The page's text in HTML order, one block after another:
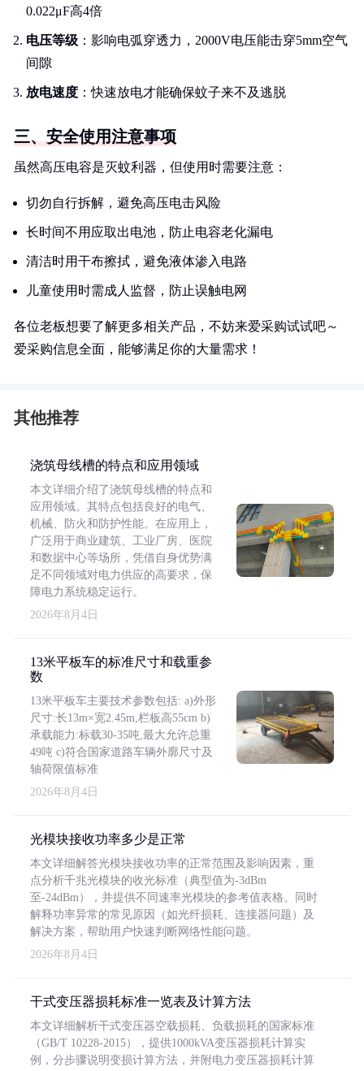
0.022μF高4倍
电压等级 ：影响电弧穿透力，2000V电压能击穿5mm空气
间隙
放电速度 ：快速放电才能确保蚊子来不及逃脱
三、安全使用注意事项
虽然高压电容是灭蚊利器，但使用时需要注意：
切勿自行拆解，避免高压电击风险
长时间不用应取出电池，防止电容老化漏电
清洁时用干布擦拭，避免液体渗入电路
儿童使用时需成人监督，防止误触电网
各位老板想要了解更多相关产品，不妨来爱采购试试吧～
爱采购信息全面，能够满足你的大量需求！
其他推荐
浇筑母线槽的特点和应用领域
本文详细介绍了浇筑母线槽的特点和
应用领域。其特点包括良好的电气、
机械、防火和防护性能。在应用上，
广泛用于商业建筑、工业厂房、医院
和数据中心等场所，凭借自身优势满
足不同领域对电力供应的高要求，保
障电力系统稳定运行。
2026年8月4日
13米平板车的标准尺寸和载重参
数
13米平板车主要技术参数包括: a)外形
尺寸:长13m×宽2.45m,栏板高55cm b)
承载能力:标载30-35吨,最大允许总重
49吨 c)符合国家道路车辆外廓尺寸及
轴荷限值标准
2026年8月4日
光模块接收功率多少是正常
本文详细解答光模块接收功率的正常范围及影响因素，重
点分析千兆光模块的收光标准（典型值为-3dBm
至-24dBm），并提供不同速率光模块的参考值表格。同时
解释功率异常的常见原因（如光纤损耗、连接器问题）及
解决方案，帮助用户快速判断网络性能问题。
2026年8月4日
干式变压器损耗标准一览表及计算方法
本文详细解析干式变压器空载损耗、负载损耗的国家标准
（GB/T 10228-2015），提供1000kVA变压器损耗计算实
例，分步骤说明变损计算方法，并附电力变压器损耗计算